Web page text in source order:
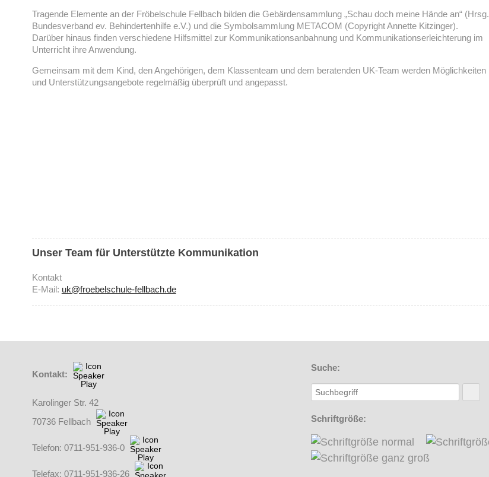
Tragende Elemente an der Fröbelschule Fellbach bilden die Gebärdensammlung „Schau doch meine Hände an“ (Hrsg.
Bundesverband ev. Behindertenhilfe e.V.) und die Symbolsammlung METACOM (Copyright Annette Kitzinger).
Darüber hinaus finden verschiedene Hilfsmittel zur Kommunikationsanbahnung und Kommunikationserleichterung im
Unterricht ihre Anwendung.
Gemeinsam mit dem Kind, den Angehörigen, dem Klassenteam und dem beratenden UK-Team werden Möglichkeiten
und Unterstützungsangebote regelmäßig überprüft und angepasst.
Unser Team für Unterstützte Kommunikation
Kontakt
E-Mail: uk@froebelschule-fellbach.de
Kontakt:
Karolinger Str. 42
70736 Fellbach
Telefon: 0711-951-936-0
Telefax: 0711-951-936-26
Suche:
Schriftgröße: